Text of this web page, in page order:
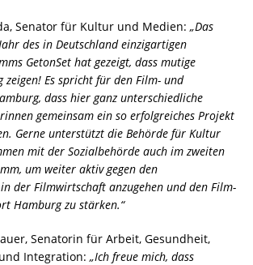
Senator für Kultur und Medien: „Das
des in Deutschland einzigartigen
GetonSet hat gezeigt, dass mutige
Es spricht für den Film- und
dass hier ganz unterschiedliche
gemeinsam ein so erfolgreiches Projekt
Gerne unterstützt die Behörde für Kultur
mit der Sozialbehörde auch im zweiten
um weiter aktiv gegen den
der Filmwirtschaft anzugehen und den Film-
Hamburg zu stärken.“
Senatorin für Arbeit, Gesundheit,
Integration: „Ich freue mich, dass